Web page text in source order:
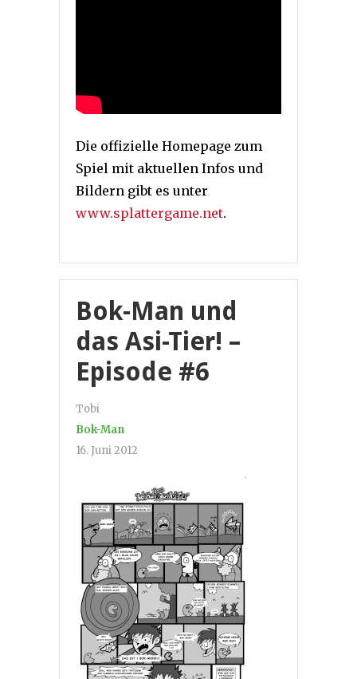
Die offizielle Homepage zum
Spiel mit aktuellen Infos und
Bildern gibt es unter
www.splattergame.net.
Bok-Man und
das Asi-Tier! –
Episode #6
Tobi
Bok-Man
16. Juni 2012